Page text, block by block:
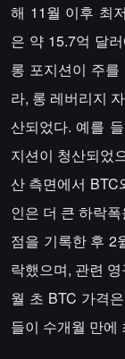
해 11월 이후 최
은 약 15.7억 달
롱 포지션이 주
라, 롱 레버리지
산되었다. 예를
지션이 청산되었
산 측면에서 BTC
인은 더 큰 하락
점을 기록한 후 2
락했으며, 관련
월 초 BTC 가격
들이 수개월 만에